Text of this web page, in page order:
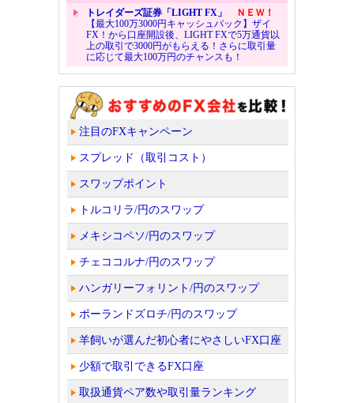
トレイダーズ証券「LIGHT FX」
ＮＥＷ！
【最大100万3000円キャッシュバック】ザイ
FX！から口座開設後、LIGHT FXで5万通貨以
上の取引で3000円がもらえる！さらに取引量
に応じて最大100万円のチャンスも！
注目のFXキャンペーン
スプレッド（取引コスト）
スワップポイント
トルコリラ/円のスワップ
メキシコペソ/円のスワップ
チェココルナ/円のスワップ
ハンガリーフォリント/円のスワップ
ポーランドズロチ/円のスワップ
羊飼いが選んだ初心者にやさしいFX口座
少額で取引できるFX口座
取扱通貨ペア数や取引量ランキング